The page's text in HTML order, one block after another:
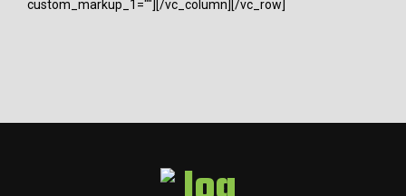
custom_markup_1=""][/vc_column][/vc_row]